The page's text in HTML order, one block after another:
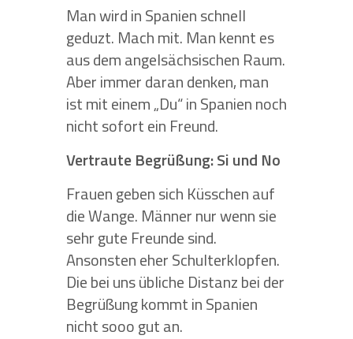
Man wird in Spanien schnell
geduzt. Mach mit. Man kennt es
aus dem angelsächsischen Raum.
Aber immer daran denken, man
ist mit einem „Du“ in Spanien noch
nicht sofort ein Freund.
Vertraute Begrüßung: Si und No
Frauen geben sich Küsschen auf
die Wange. Männer nur wenn sie
sehr gute Freunde sind.
Ansonsten eher Schulterklopfen.
Die bei uns übliche Distanz bei der
Begrüßung kommt in Spanien
nicht sooo gut an.